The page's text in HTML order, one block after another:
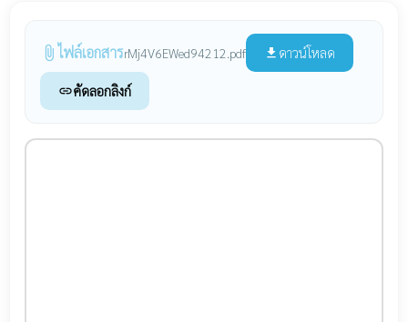
attach_file ไฟล์เอกสารrMj4V6EWed94212.pdf file_download ดาวน์โหลด
linkคัดลอกลิงก์